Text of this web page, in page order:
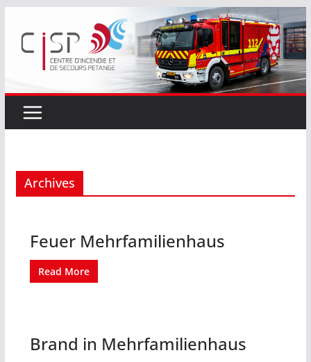
contenu
Archives
Feuer Mehrfamilienhaus
Read More
Brand in Mehrfamilienhaus